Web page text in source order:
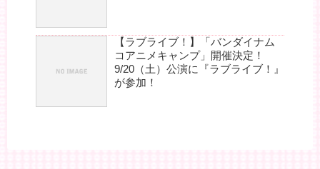
【ラブライブ！】「バンダイナム
コアニメキャンプ」開催決定！
9/20（土）公演に『ラブライブ！』
が参加！